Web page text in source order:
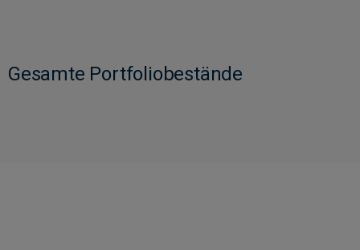
Gesamte Portfoliobestände